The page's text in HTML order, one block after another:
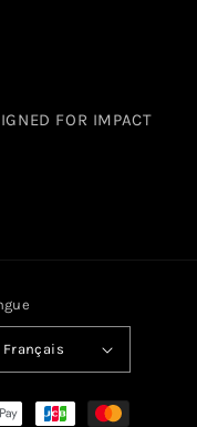
FOR IMPACT
Français